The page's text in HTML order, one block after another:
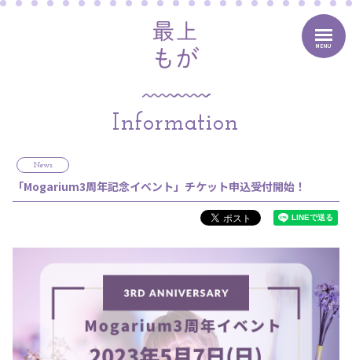
MENU
Information
News
「Mogarium3周年記念イベント」チケット申込受付開始！